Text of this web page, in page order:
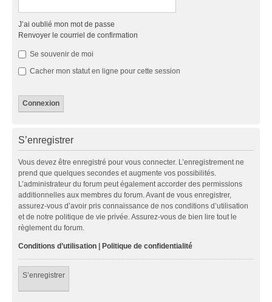
J’ai oublié mon mot de passe
Renvoyer le courriel de confirmation
Se souvenir de moi
Cacher mon statut en ligne pour cette session
S’enregistrer
Vous devez être enregistré pour vous connecter. L’enregistrement ne
prend que quelques secondes et augmente vos possibilités.
L’administrateur du forum peut également accorder des permissions
additionnelles aux membres du forum. Avant de vous enregistrer,
assurez-vous d’avoir pris connaissance de nos conditions d’utilisation
et de notre politique de vie privée. Assurez-vous de bien lire tout le
règlement du forum.
Conditions d’utilisation | Politique de confidentialité
S’enregistrer